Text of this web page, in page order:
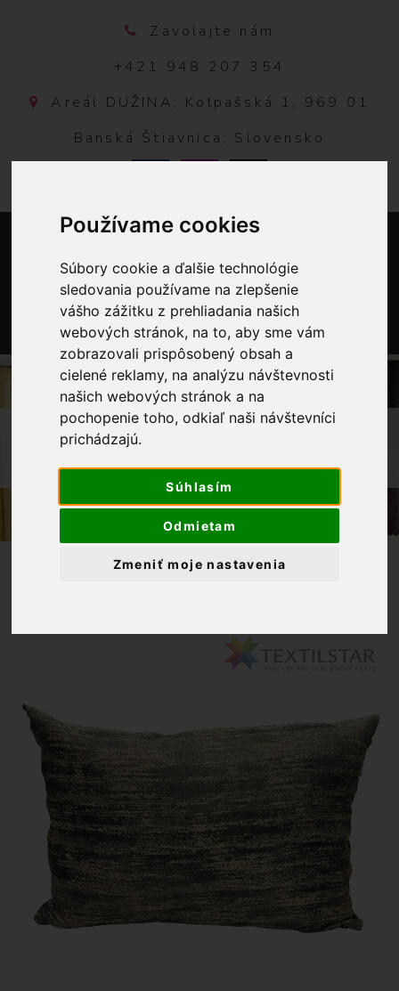
Používame cookies
Súbory cookie a ďalšie technológie
sledovania používame na zlepšenie
vášho zážitku z prehliadania našich
webových stránok, na to, aby sme vám
zobrazovali prispôsobený obsah a
cielené reklamy, na analýzu návštevnosti
našich webových stránok a na
pochopenie toho, odkiaľ naši návštevníci
prichádzajú.
Súhlasím
Odmietam
Zmeniť moje nastavenia
Zavolajte nám
+421 948 207 354
Areál DUŽINA, Kolpašská 1, 969 01
Banská Štiavnica, Slovensko
OBCHOD
BYTOVÝ TEXTIL A DEKORÁCIE
DEKORAČNÁ OBLIEČKA 40X60 -
ZLATOHNEDÁ